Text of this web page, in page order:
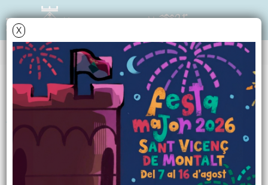
X
NOTÍCIES - ACTUALITAT
Ajuts pel pagament
del lloguer per a
persones de fins a 35